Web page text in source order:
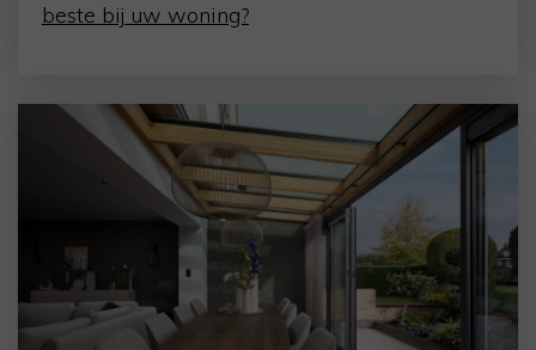
beste bij uw woning?